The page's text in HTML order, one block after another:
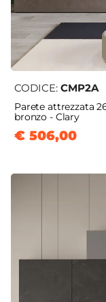
CODICE: CMP2A
Parete attrezzata
bronzo - Clary
€ 506,00